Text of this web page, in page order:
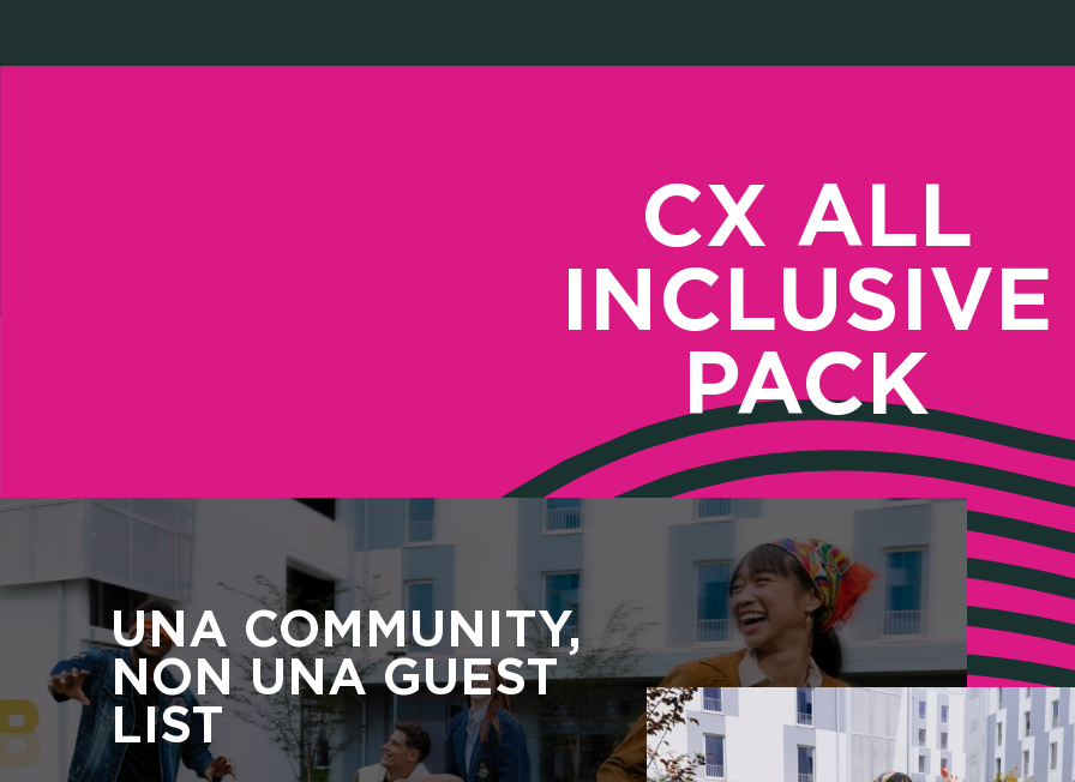
CX ALL
INCLUSIVE
PACK
UNA COMMUNITY,
NON UNA GUEST
LIST